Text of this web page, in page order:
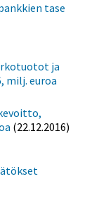
tase
ja
milj. euroa
(22.12.2016)